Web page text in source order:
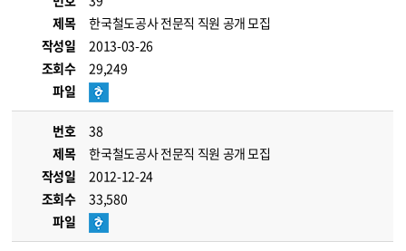
제목
한국철도공사 전문직 직원 공개 모집
작성일
2013-03-26
조회수
29,249
파일
번호
38
제목
한국철도공사 전문직 직원 공개 모집
작성일
2012-12-24
조회수
33,580
파일